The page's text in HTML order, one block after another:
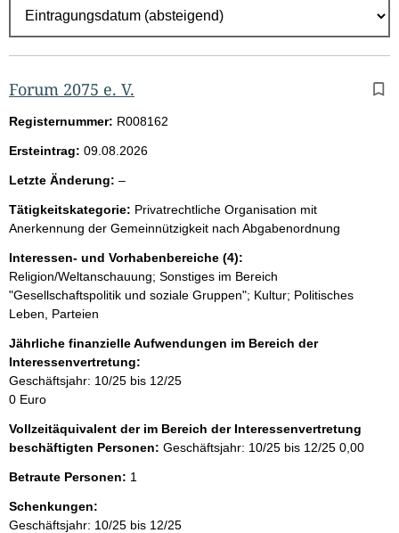
g
e
b
n
s
s
e
p
r
o
S
e
i
t
e
Forum 2075 e. V.
Registernummer: R008162
Ersteintrag: 09.08.2026
Letzte Änderung: –l
e
r
Tätigkeitskategorie: Privatrechtliche Organisation mit
Anerkennung der Gemeinnützigkeit nach Abgabenordnung
Interessen- und Vorhabenbereiche (4):
Religion/Weltanschauung; Sonstiges im Bereich
"Gesellschaftspolitik und soziale Gruppen"; Kultur; Politisches
Leben, Parteien
Jährliche finanzielle Aufwendungen im Bereich der
Interessenvertretung:
Geschäftsjahr: 10/25 bis 12/25
0 Euro
Vollzeitäquivalent der im Bereich der Interessenvertretung
beschäftigten Personen: Geschäftsjahr: 10/25 bis 12/25 0,00
Betraute Personen: 1
Schenkungen:
Geschäftsjahr: 10/25 bis 12/25